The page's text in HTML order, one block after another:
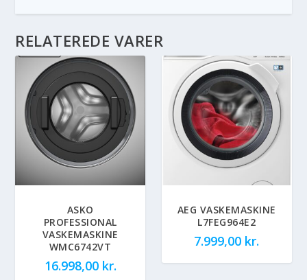
RELATEREDE VARER
ASKO
PROFESSIONAL
VASKEMASKINE
WMC6742VT
16.998,00 kr.
AEG VASKEMASKINE
L7FEG964E2
7.999,00 kr.